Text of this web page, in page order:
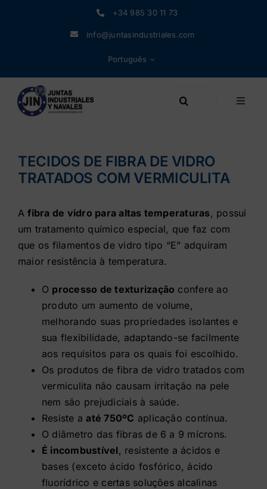
+34 985 30 11 73
info@juntasindustriales.com
Português
Toggle
Materiais da Junta
O negócio
Notícias
Contato
TECIDOS DE FIBRA DE VIDRO
TRATADOS COM VERMICULITA
Afibra de vidro para altas temperaturas, possui
um tratamento químico especial, que faz com
que os filamentos de vidro tipo “E” adquiram
maior resistência à temperatura.
O processo de texturização confere ao
produto um aumento de volume,
melhorando suas propriedades isolantes e
sua flexibilidade, adaptando-se facilmente
aos requisitos para os quais foi escolhido.
Os produtos de fibra de vidro tratados com
vermiculita não causam irritação na pele
nem são prejudiciais à saúde.
Resiste aaté 750ºC aplicação contínua.
O diâmetro das fibras de 6 a 9 mícrons.
É incombustível, resistente a ácidos e
bases (exceto ácido fosfórico, ácido
fluorídrico e certas soluções alcalinas